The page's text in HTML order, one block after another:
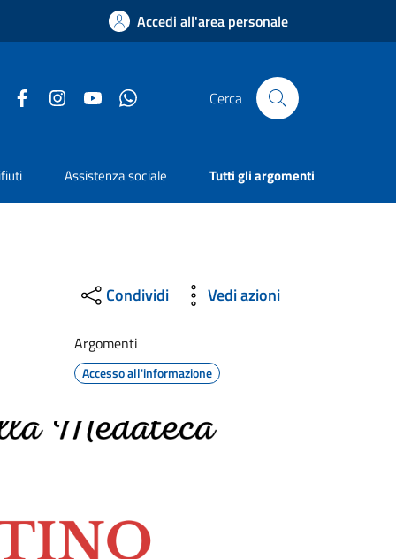
Accedi all'area personale
Facebook InstagramYouTube Cerca
Assistenza sociale Tutti gli argomenti
Condividi Vedi azioni
Argomenti
Accesso all'informazione